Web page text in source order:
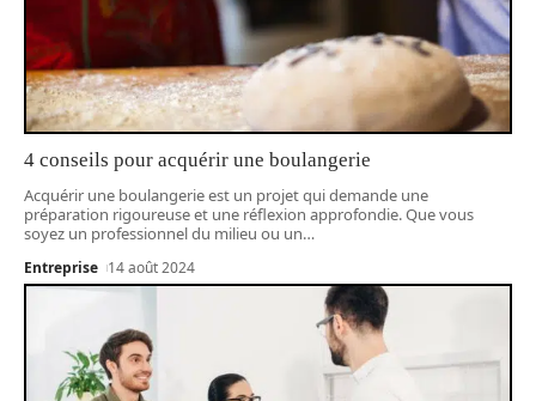
4 conseils pour acquérir une boulangerie
Acquérir une boulangerie est un projet qui demande une
préparation rigoureuse et une réflexion approfondie. Que vous
soyez un professionnel du milieu ou un…
Entreprise 14 août 2024